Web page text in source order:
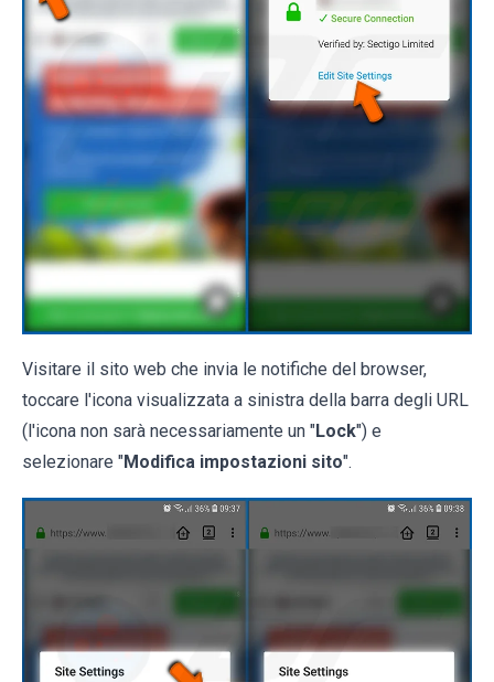
Visitare il sito web che invia le notifiche del browser,
toccare l'icona visualizzata a sinistra della barra degli URL
(l'icona non sarà necessariamente un "Lock") e
selezionare "Modifica impostazioni sito".